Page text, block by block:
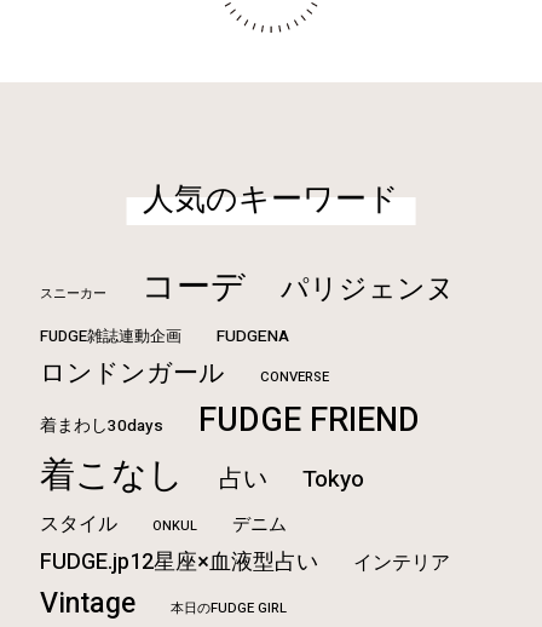
人気のキーワード
スニーカー コーデ パリジェンヌ
FUDGE雑誌連動企画 FUDGENA
ロンドンガール CONVERSE
着まわし30days FUDGE FRIEND
着こなし 占い Tokyo
スタイル ONKUL デニム
FUDGE.jp12星座×血液型占い インテリア
Vintage 本日のFUDGE GIRL